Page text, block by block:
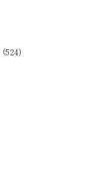
(524)